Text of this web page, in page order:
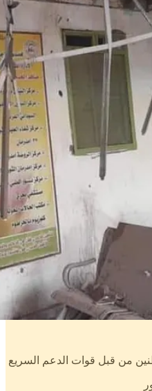
من قبل قوات الدعم السريع